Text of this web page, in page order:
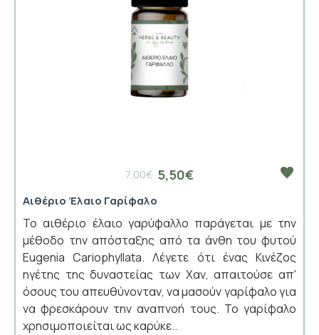
5,50€
7,00€
Αιθέριο Έλαιο Γαρίφαλο
Το αιθέριο έλαιο γαρύφαλλο παράγεται με την
μέθοδο την απόσταξης από τα άνθη του φυτού
Eugenia Cariophyllata. Λέγετε ότι ένας Κινέζος
ηγέτης της δυναστείας των Χαν, απαιτούσε απ'
όσους του απευθύνονταν, να μασούν γαρίφαλο για
να φρεσκάρουν την αναπνοή τους. Το γαρίφαλο
χρησιμοποιείται ως καρύκε..